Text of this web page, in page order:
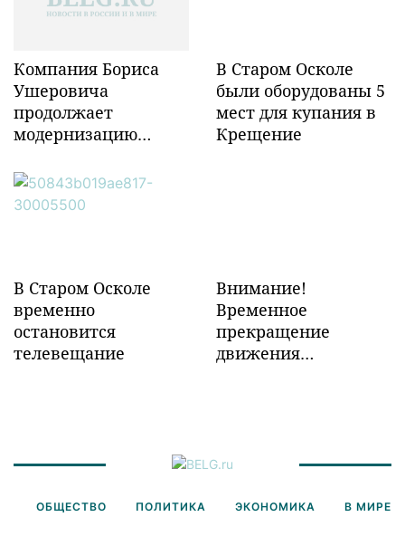
Компания Бориса
Ушеровича
продолжает
модернизацию
инфраструктуры в
Забайкалье
В Старом Осколе
были оборудованы 5
мест для купания в
Крещение
В Старом Осколе
временно
остановится
телевещание
Внимание!
Временное
прекращение
движения
ОБЩЕСТВО ПОЛИТИКА ЭКОНОМИКА В МИРЕ